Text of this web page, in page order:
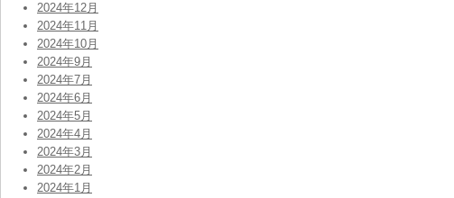
2024年12月
2024年11月
2024年10月
2024年9月
2024年7月
2024年6月
2024年5月
2024年4月
2024年3月
2024年2月
2024年1月